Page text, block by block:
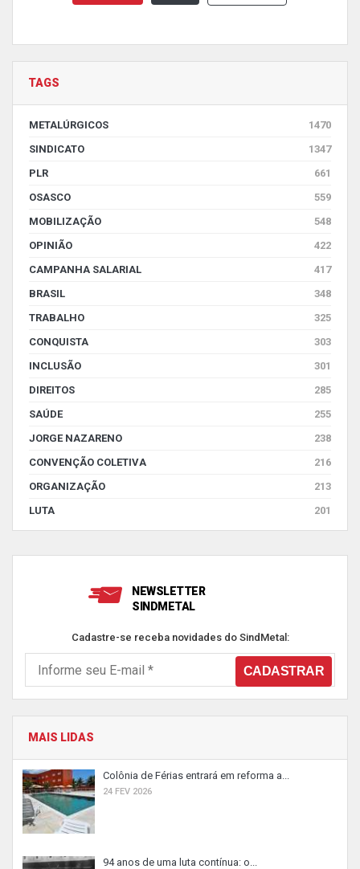
TAGS
METALÚRGICOS
1470
SINDICATO
1347
PLR
661
OSASCO
559
MOBILIZAÇÃO
548
OPINIÃO
422
CAMPANHA SALARIAL
417
BRASIL
348
TRABALHO
325
CONQUISTA
303
INCLUSÃO
301
DIREITOS
285
SAÚDE
255
JORGE NAZARENO
238
CONVENÇÃO COLETIVA
216
ORGANIZAÇÃO
213
LUTA
201
NEWSLETTER
SINDMETAL
Cadastre-se receba novidades do SindMetal:
MAIS LIDAS
Colônia de Férias entrará em reforma a...
24 FEV 2026
94 anos de uma luta contínua: o...